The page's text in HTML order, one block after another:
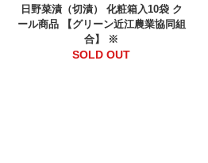
日野菜漬（切漬） 化粧箱入10袋 ク
ール商品 【グリーン近江農業協同組
合】 ※
SOLD OUT